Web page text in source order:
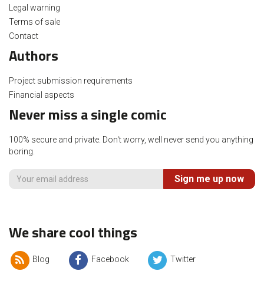
Legal warning
Terms of sale
Contact
Authors
Project submission requirements
Financial aspects
Never miss a single comic
100% secure and private. Don't worry, well never send you anything
boring.
Sign me up now
We share cool things
Blog Facebook Twitter